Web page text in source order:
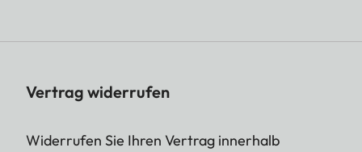
Vertrag widerrufen
Widerrufen Sie Ihren Vertrag innerhalb